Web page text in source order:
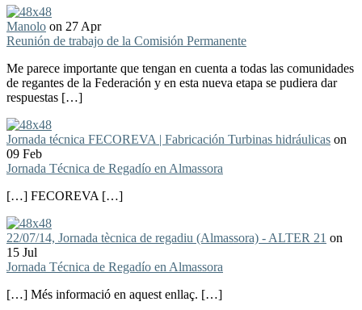
Manolo on 27 Apr
Reunión de trabajo de la Comisión Permanente
Me parece importante que tengan en cuenta a todas las comunidades
de regantes de la Federación y en esta nueva etapa se pudiera dar
respuestas […]
Jornada técnica FECOREVA | Fabricación Turbinas hidráulicas on
09 Feb
Jornada Técnica de Regadío en Almassora
[…] FECOREVA […]
22/07/14, Jornada tècnica de regadiu (Almassora) - ALTER 21 on
15 Jul
Jornada Técnica de Regadío en Almassora
[…] Més informació en aquest enllaç. […]